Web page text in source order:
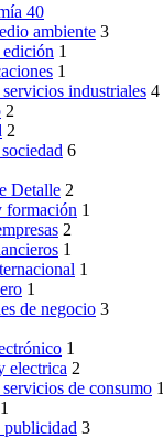
40
ambiente 3
1
1
industriales 4
2
2
6
Detalle 2
formación 1
2
1
1
1
de negocio 3
1
electrica 2
de consumo 1
1
3